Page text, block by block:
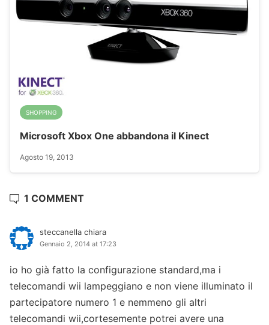
SHOPPING
Microsoft Xbox One abbandona il Kinect
Agosto 19, 2013
1 COMMENT
steccanella chiara
Gennaio 2, 2014 at 17:23
io ho già fatto la configurazione standard,ma i
telecomandi wii lampeggiano e non viene illuminato il
partecipatore numero 1 e nemmeno gli altri
telecomandi wii,cortesemente potrei avere una